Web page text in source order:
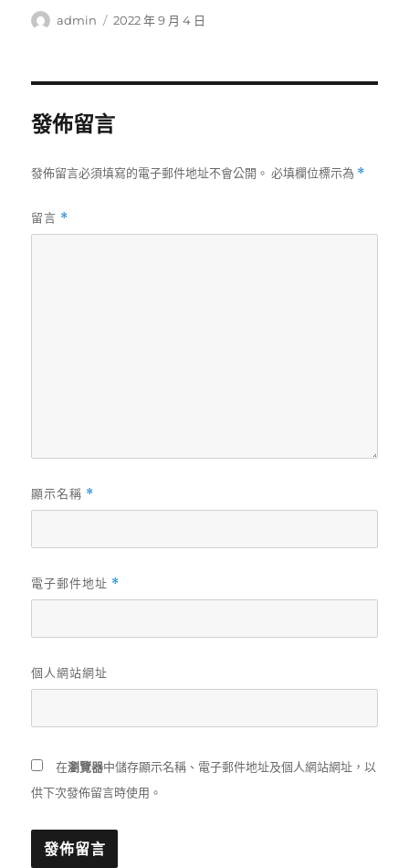
作
admin
發
2022 年 9 月 4 日
發佈留言
發佈留言必須填寫的電子郵件地址不會公開。 必填欄位標示為 *
留言 *
顯示名稱 *
電子郵件地址 *
個人網站網址
在瀏覽器中儲存顯示名稱、電子郵件地址及個人網站網址，以
供下次發佈留言時使用。